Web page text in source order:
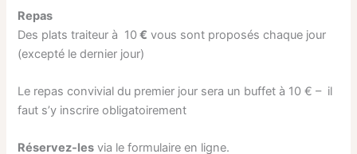
Repas
Des plats traiteur à 10€ vous sont proposés chaque jour
(excepté le dernier jour)
Le repas convivial du premier jour sera un buffet à 10 € – il
faut s’y inscrire obligatoirement
Réservez-les via le formulaire en ligne.